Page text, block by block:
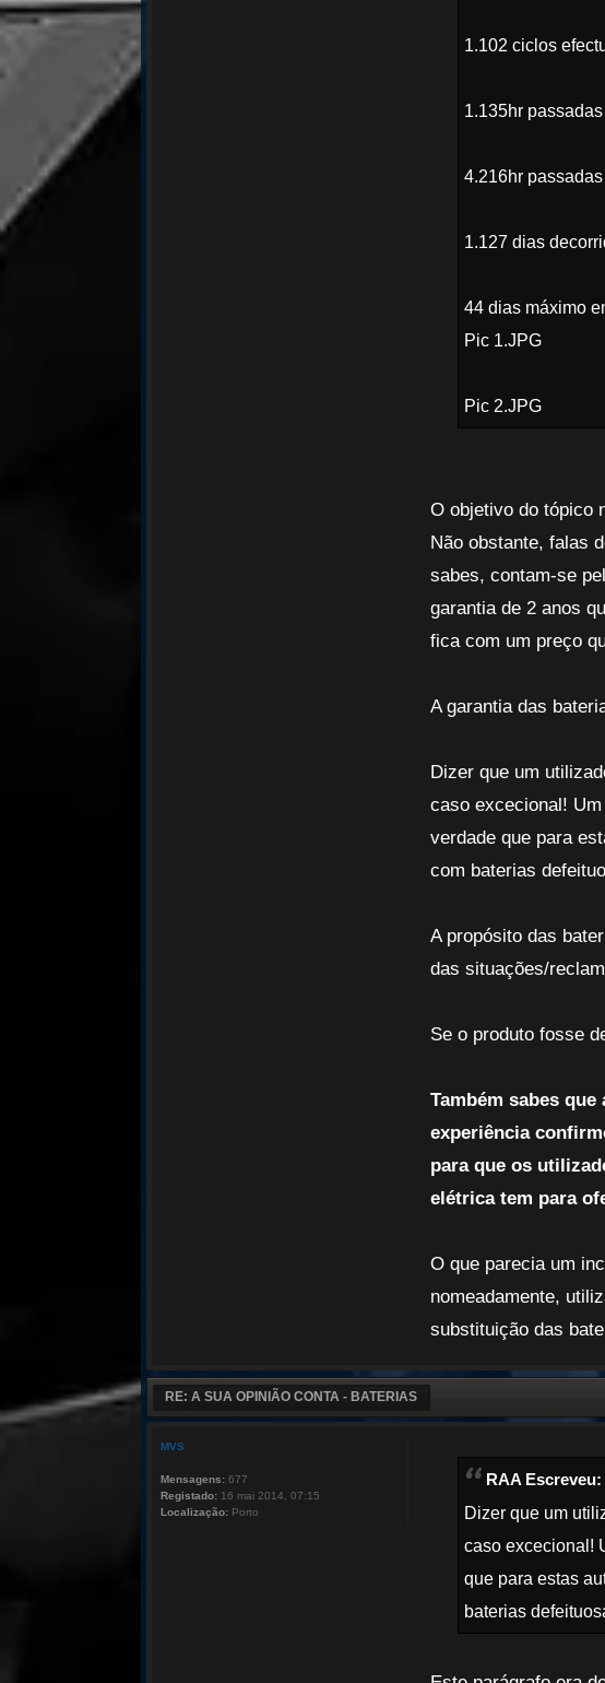
1.102 ciclos
1.135hr
4.216hr
1.127 dias
44 dias máximo
Pic 1.JPG
Pic 2.JPG
O objetivo do tópico
Não obstante, falas
sabes, contam-se
garantia de 2 anos
fica com um preço
A garantia das
Dizer que um
caso excecional!
verdade que para
com baterias
A propósito das
das situações/
Se o produto fosse
Também sabes
experiência
para que os
elétrica tem para
O que parecia um
nomeadamente,
substituição das
RE: A SUA OPINIÃO CONTA - BATERIAS
RAA Escreveu:
Dizer que um
caso excecional!
que para estas
baterias
MVS
Mensagens: 677
Registado: 16 mai 2014, 07:15
Localização: Porto